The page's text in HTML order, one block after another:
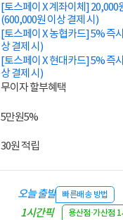
[토스페이 X 계좌이체] 20,000
(600,000원 이상 결제 시)
[토스페이 X 농협카드] 5% 즉
상 결제 시)
[토스페이 X 현대카드] 5% 즉
상 결제 시)
무이자 할부혜택
5만원5%
30원 적립
오늘 출발 빠른배송 방법
1시간픽
용산점·가산점